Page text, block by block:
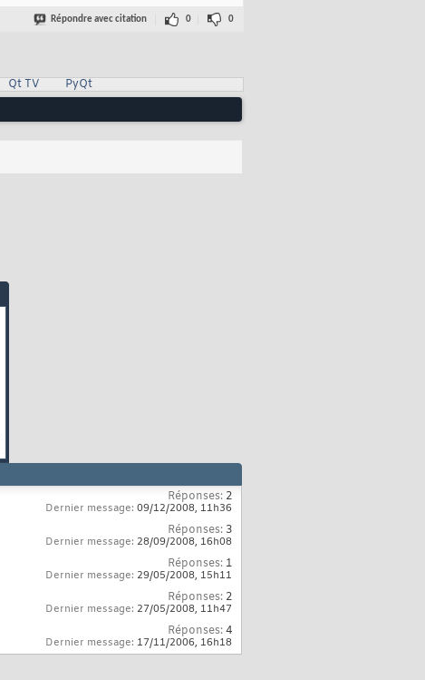
Répondre avec citation 0 0
Qt TV
PyQt
Réponses: 2
Dernier message: 09/12/2008, 11h36
Réponses: 3
Dernier message: 28/09/2008, 16h08
Réponses: 1
Dernier message: 29/05/2008, 15h11
Réponses: 2
Dernier message: 27/05/2008, 11h47
Réponses:4
Dernier message: 17/11/2006, 16h18